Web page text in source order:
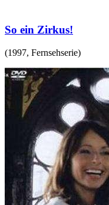
So ein Zirkus!
(1997, Fernsehserie)